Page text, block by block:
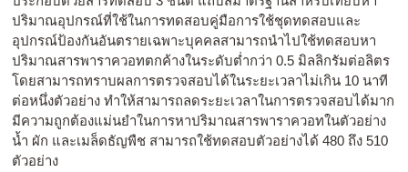
ปริมาณอุปกรณ์ที่ใช้ในการทดสอบคู่มือการใช้ชุดทดสอบและ
อุปกรณ์ป้องกันอันตรายเฉพาะบุคคลสามารถนำไปใช้ทดสอบหา
ปริมาณสารพาราควอทตกค้างในระดับต่ำกว่า 0.5 มิลลิกรัมต่อลิตร
โดยสามารถทราบผลการตรวจสอบได้ในระยะเวลาไม่เกิน 10 นาที
ต่อหนึ่งตัวอย่าง ทำให้สามารถลดระยะเวลาในการตรวจสอบได้มาก
มีความถูกต้องแม่นยำในการหาปริมาณสารพาราควอทในตัวอย่าง
น้ำ ผัก และเมล็ดธัญพืช สามารถใช้ทดสอบตัวอย่างได้ 480 ถึง 510
ตัวอย่าง